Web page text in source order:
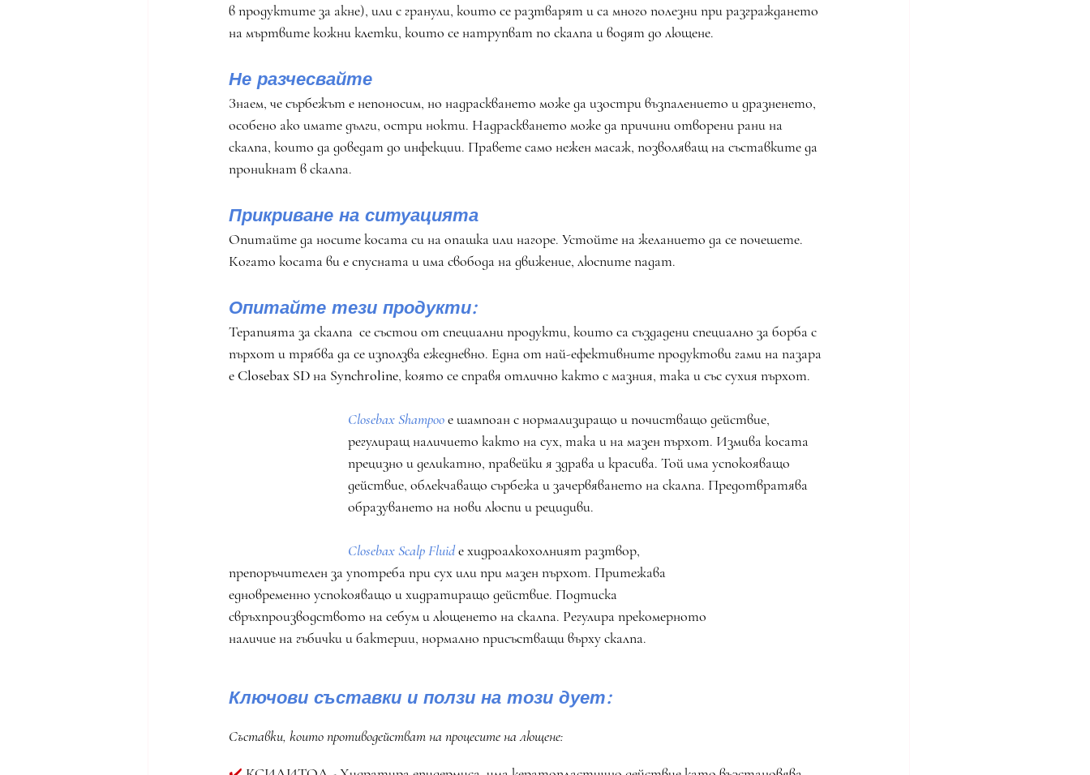
в продуктите за акне), или с гранули, които се разтварят и са много полезни при разграждането
на мъртвите кожни клетки, които се натрупват по скалпа и водят до лющене.
Не разчесвайте
Знаем, че сърбежът е непоносим, но надраскването може да изостри възпалението и дразненето,
особено ако имате дълги, остри нокти. Надраскването може да причини отворени рани на
скалпа, които да доведат до инфекции. Правете само нежен масаж, позволяващ на съставките да
проникнат в скалпа.
Прикриване на ситуацията
Опитайте да носите косата си на опашка или нагоре. Устойте на желанието да се почешете.
Когато косата ви е спусната и има свобода на движение, люспите падат.
Опитайте тези продукти:
Терапията за скалпа  се състои от специални продукти, които са създадени специално за борба с
пърхот и трябва да се използва ежедневно. Една от най-ефективните продуктови гами на пазара
е Closebax SD на Synchroline, която се справя отлично както с мазния, така и със сухия пърхот.
Closebax Shampooе шампоан с нормализиращо и почистващо действие,
регулиращ наличието както на сух, така и на мазен пърхот. Измива косата
прецизно и деликатно, правейки я здрава и красива. Той има успокояващо
действие, облекчаващо сърбежа и зачервяването на скалпа. Предотвратява
образуването на нови люспи и рецидиви.
Closebax Scalp Fluid е хидроалкохолният разтвор,
препоръчителен за употреба при сух или при мазен пърхот. Притежава
едновременно успокояващо и хидратиращо действие. Подтиска
свръхпроизводството на себум и лющенето на скалпа. Регулира прекомерното
наличие на гъбички и бактерии, нормално присъстващи върху скалпа.
Ключови съставки и ползи на този дует:
Съставки, които противодействат на процесите на лющене: